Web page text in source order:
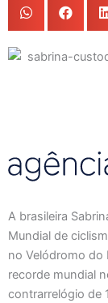
A brasileira
Mundial de
no Velódromo do
recorde mundial
contrarrelógio de